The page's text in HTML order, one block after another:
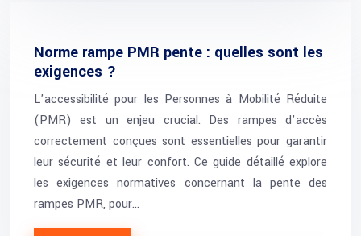
Norme rampe PMR pente : quelles sont les
exigences ?
L’accessibilité pour les Personnes à Mobilité Réduite
(PMR) est un enjeu crucial. Des rampes d’accès
correctement conçues sont essentielles pour garantir
leur sécurité et leur confort. Ce guide détaillé explore
les exigences normatives concernant la pente des
rampes PMR, pour…